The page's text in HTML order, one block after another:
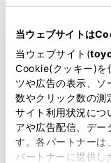
当ウェブサイトは
当ウェブサイト(
Cookie(クッキー)を
ツや広告の表示、ソ
数やクリック数の測
サイト利用状況につ
アや広告配信、デー
す。各パートナーは
パートナーに提供し
装備・仕様
基本装備